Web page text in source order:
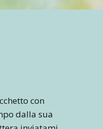
Il ramo materno –
con
dalla sua